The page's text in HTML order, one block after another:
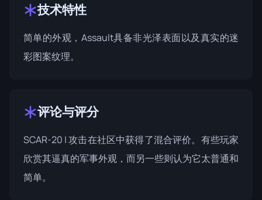
技术特性
简单的外观，Assault具备非光泽表面以及真实的迷
彩图案纹理。
评论与评分
SCAR-20 | 攻击在社区中获得了混合评价。有些玩家
欣赏其逼真的军事外观，而另一些则认为它太普通和
简单。